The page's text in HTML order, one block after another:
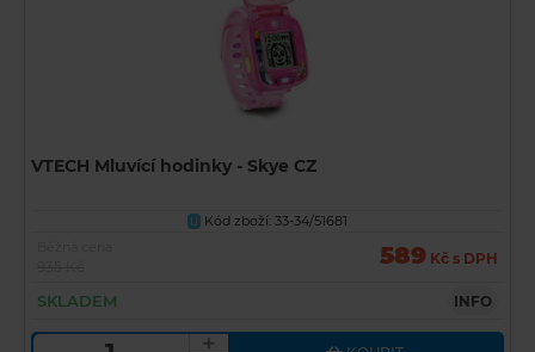
VTECH Mluvící hodinky - Skye CZ
U
Kód zboží: 33-34/51681
589 Kč s DPH
SKLADEM INFO